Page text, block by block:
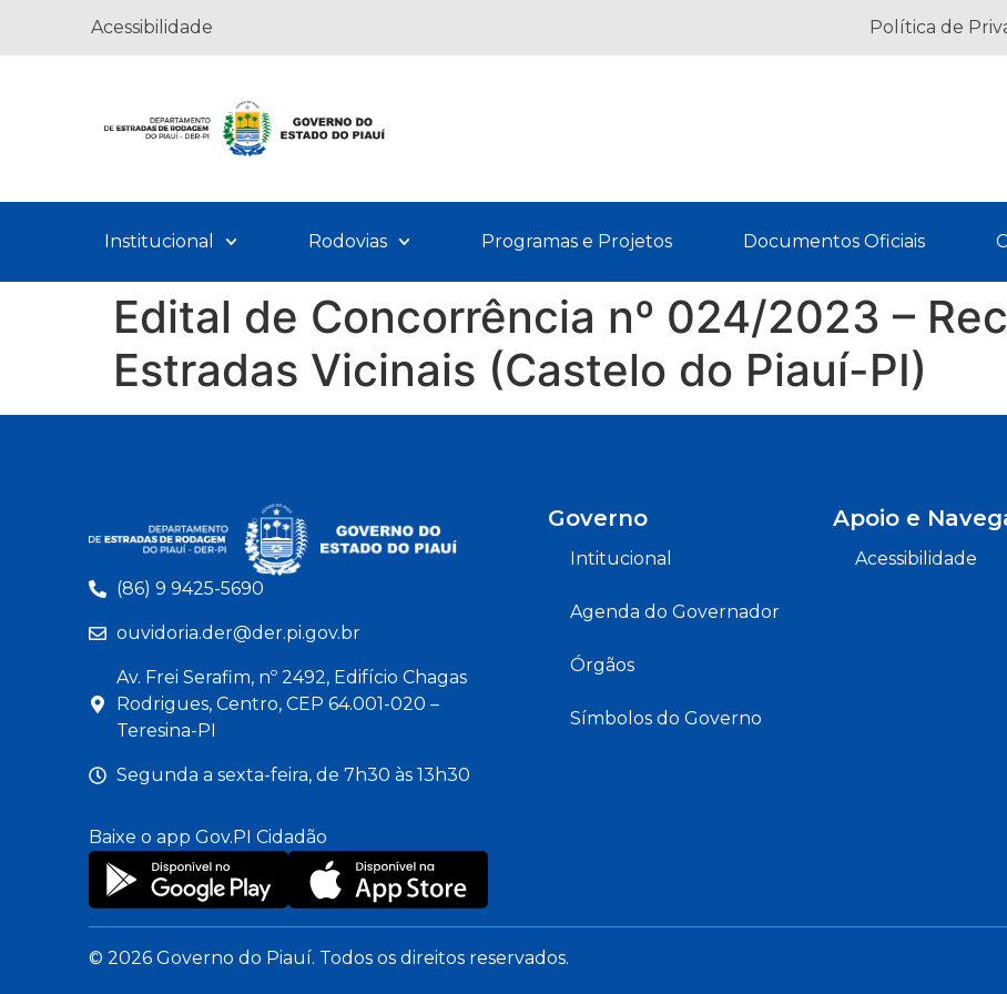
Acessibilidade Política de
Institucional Rodovias Programas e Projetos Documentos Oficiais
Edital de Concorrência nº 024/2023 –
Estradas Vicinais (Castelo do Piauí-PI)
(86) 9 9425-5690
ouvidoria.der@der.pi.gov.br
Av. Frei Serafim, nº 2492, Edifício Chagas
Rodrigues, Centro, CEP 64.001-020 –
Teresina-PI
Segunda a sexta-feira, de 7h30 às 13h30
Governo
Intitucional
Agenda do Governador
Órgãos
Símbolos do Governo
Apoio e
Acessibilidade
Baixe o app Gov.PI Cidadão
© 2026 Governo do Piauí. Todos os direitos reservados.